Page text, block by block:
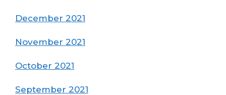
December 2021
November 2021
October 2021
September 2021